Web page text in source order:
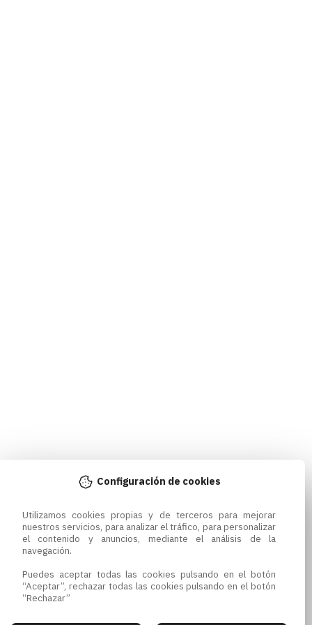
Configuración de cookies
Utilizamos cookies propias y de terceros para mejorar
nuestros servicios, para analizar el tráfico, para personalizar
el contenido y anuncios, mediante el análisis de la
navegación.
Puedes aceptar todas las cookies pulsando en el botón
“Aceptar”, rechazar todas las cookies pulsando en el botón
“Rechazar”